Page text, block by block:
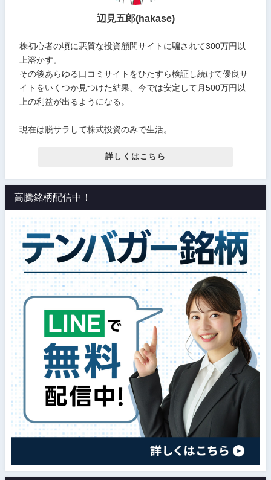
辺見五郎(hakase)
株初心者の頃に悪質な投資顧問サイトに騙されて300万円以
上溶かす。
その後あらゆる口コミサイトをひたすら検証し続けて優良サ
イトをいくつか見つけた結果、今では安定して月500万円以
上の利益が出るようになる。
現在は脱サラして株式投資のみで生活。
詳しくはこちら
高騰銘柄配信中！